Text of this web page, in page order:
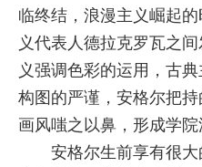
临终结，浪漫主义崛起
义代表人德拉克罗瓦之
义强调色彩的运用，古
构图的严谨，安格尔把
画风嗤之以鼻，形成学院
安格尔生前享有很大